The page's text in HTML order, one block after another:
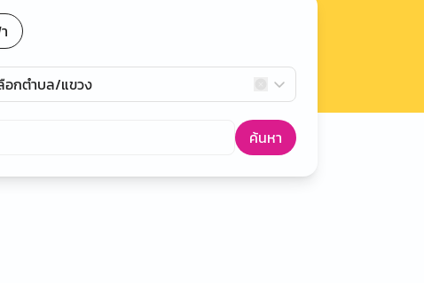
อกตำบล/แขวง
ค้นหา